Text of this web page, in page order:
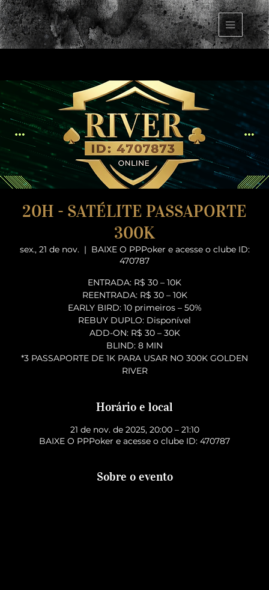
20H - SATÉLITE PASSAPORTE
300K
sex., 21 de nov.
  |
BAIXE O PPPoker e acesse o clube ID:
470787
ENTRADA: R$ 30 – 10K
REENTRADA: R$ 30 – 10K
EARLY BIRD: 10 primeiros – 50%
REBUY DUPLO: Disponível
ADD-ON: R$ 30 – 30K
BLIND: 8 MIN
*3 PASSAPORTE DE 1K PARA USAR NO 300K GOLDEN
RIVER
Horário e local
21 de nov. de 2025, 20:00 – 21:10
BAIXE O PPPoker e acesse o clube ID: 470787
Sobre o evento